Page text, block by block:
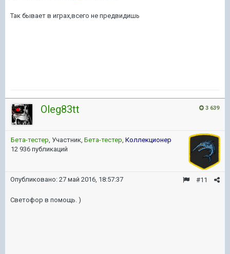
Так бывает в играх,всего не предвидишь
3 639
Oleg83tt
Бета-тестер, Участник, Бета-тестер, Коллекционер
12 936 публикаций
#11
Опубликовано: 27 май 2016, 18:57:37
Светофор в помощь. )